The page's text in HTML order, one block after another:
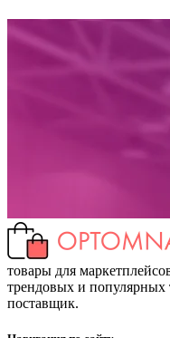
товары для
трендовых и
поставщик.